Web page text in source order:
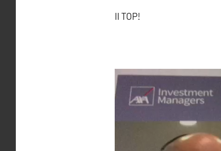
Il TOP!
Video
Player